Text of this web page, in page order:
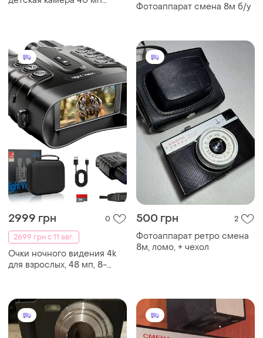
Фотоаппарат смена 8м б/у
2999 грн
0
2699 грн с 11 авг.
Очки ночного видения 4k
для взрослых, 48 мп, 8-
10000 мач, инфракрасный
бинокль, 3-дюймовый hd-
экран.
500 грн 2
Фотоаппарат ретро смена
8м, ломо, + чехол